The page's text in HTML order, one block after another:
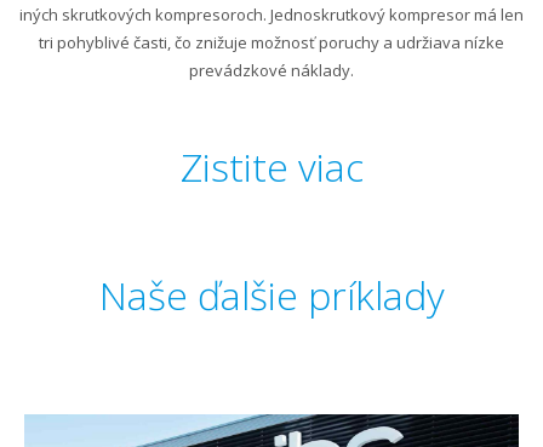
iných skrutkových kompresoroch. Jednoskrutkový kompresor má len
tri pohyblivé časti, čo znižuje možnosť poruchy a udržiava nízke
prevádzkové náklady.
Zistite viac
Naše ďalšie príklady